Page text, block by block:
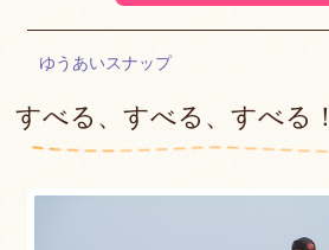
ゆうあいスナップ
すべる、すべる、すべる！